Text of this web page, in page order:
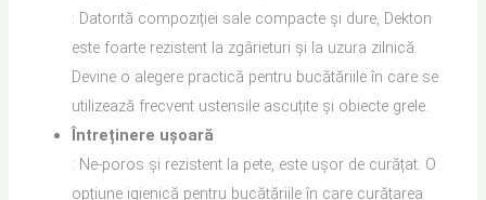
: Datorită compoziției sale compacte și dure, Dekton
este foarte rezistent la zgârieturi și la uzura zilnică.
Devine o alegere practică pentru bucătăriile în care se
utilizează frecvent ustensile ascuțite și obiecte grele.
Întreținere ușoară
: Ne-poros și rezistent la pete, este ușor de curățat. O
opțiune igienică pentru bucătăriile în care curățarea